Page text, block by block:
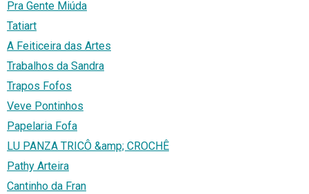
Pra Gente Miúda
Tatiart
A Feiticeira das Artes
Trabalhos da Sandra
Trapos Fofos
Veve Pontinhos
Papelaria Fofa
LU PANZA TRICÔ &amp; CROCHÊ
Pathy Arteira
Cantinho da Fran